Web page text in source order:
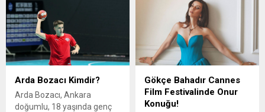
keyfini yaşıyor
Arda Bozacı Kimdir?
Arda Bozacı, Ankara
doğumlu, 18 yaşında genç
Gökçe Bahadır Cannes
Film Festivalinde Onur
Konuğu!